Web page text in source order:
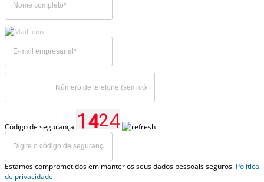
Código de segurança
Estamos comprometidos em manter os seus dados pessoais seguros. Política
de privacidade